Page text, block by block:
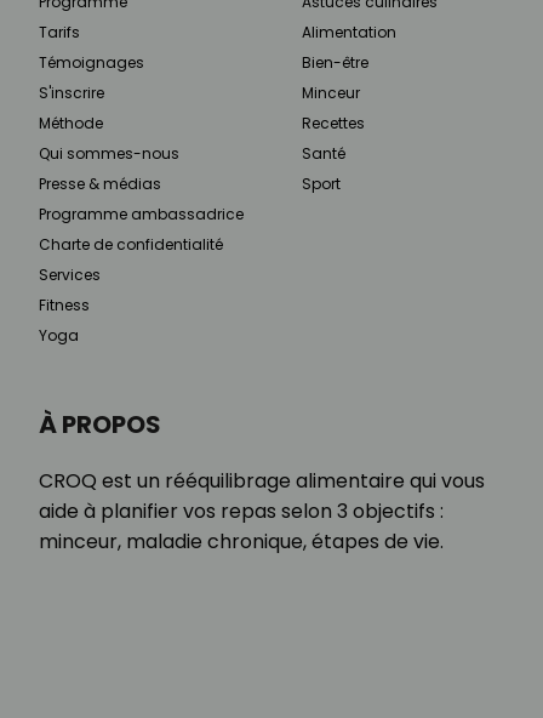
À PROPOS
CROQ est un rééquilibrage alimentaire qui vous
aide à planifier vos repas selon 3 objectifs :
minceur, maladie chronique, étapes de vie.
Tarifs
Témoignages
S'inscrire
Méthode
Qui sommes-nous
Presse & médias
Programme ambassadrice
Charte de confidentialité
Services
Fitness
Yoga
Alimentation
Bien-être
Minceur
Recettes
Santé
Sport